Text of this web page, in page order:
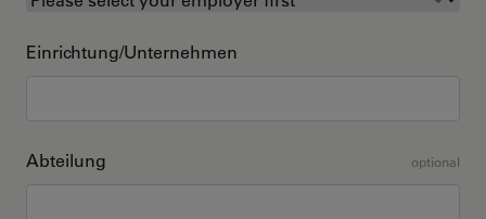
Einrichtung/Unternehmen
Abteilung optional